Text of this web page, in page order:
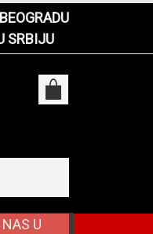
SRBIJU
U